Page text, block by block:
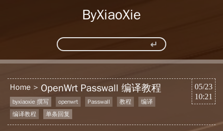
ByXiaoXie
05/23
10:21
Home OpenWrt Passwall 编译教程
byxiaoxie 撰写 openwrt Passwall 教程
编译
编译教程
单条回复